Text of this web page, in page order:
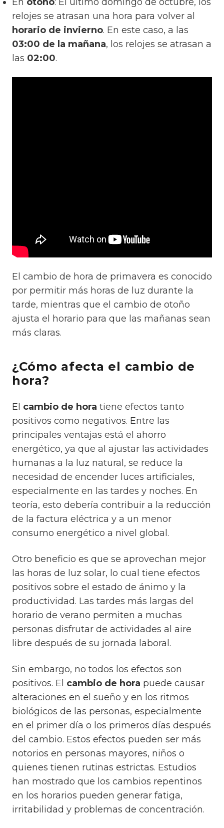
relojes se atrasan una hora para volver al
horario de invierno. En este caso, a las
03:00 de la mañana, los relojes se atrasan a
las 02:00.
El cambio de hora de primavera es conocido
por permitir más horas de luz durante la
tarde, mientras que el cambio de otoño
ajusta el horario para que las mañanas sean
más claras.
¿Cómo afecta el cambio de
hora?
El cambio de hora tiene efectos tanto
positivos como negativos. Entre las
principales ventajas está el ahorro
energético, ya que al ajustar las actividades
humanas a la luz natural, se reduce la
necesidad de encender luces artificiales,
especialmente en las tardes y noches. En
teoría, esto debería contribuir a la reducción
de la factura eléctrica y a un menor
consumo energético a nivel global.
Otro beneficio es que se aprovechan mejor
las horas de luz solar, lo cual tiene efectos
positivos sobre el estado de ánimo y la
productividad. Las tardes más largas del
horario de verano permiten a muchas
personas disfrutar de actividades al aire
libre después de su jornada laboral.
Sin embargo, no todos los efectos son
positivos. El cambio de hora puede causar
alteraciones en el sueño y en los ritmos
biológicos de las personas, especialmente
en el primer día o los primeros días después
del cambio. Estos efectos pueden ser más
notorios en personas mayores, niños o
quienes tienen rutinas estrictas. Estudios
han mostrado que los cambios repentinos
en los horarios pueden generar fatiga,
irritabilidad y problemas de concentración.